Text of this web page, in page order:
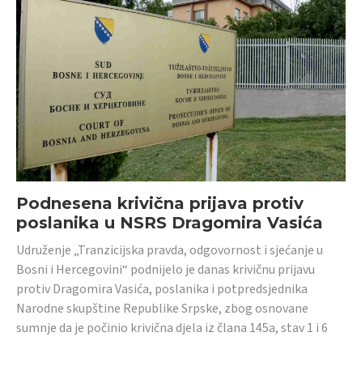
Podnesena krivična prijava protiv
poslanika u NSRS Dragomira Vasića
Udruženje „Tranzicijska pravda, odgovornost i sjećanje u
Bosni i Hercegovini“ podnijelo je danas krivičnu prijavu
protiv Dragomira Vasića, poslanika i potpredsjednika
Narodne skupštine Republike Srpske, zbog osnovane
sumnje da je počinio krivična djela iz člana 145a, stav 1 i 6